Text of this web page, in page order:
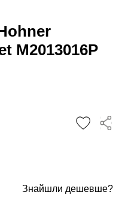
M2013016P
Знайшли дешевше?